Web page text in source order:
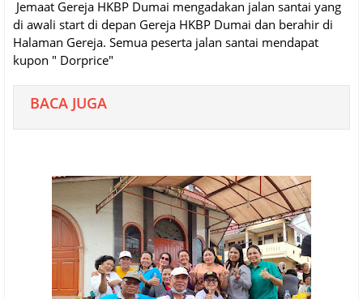
Jemaat Gereja HKBP Dumai mengadakan jalan santai yang
di awali start di depan Gereja HKBP Dumai dan berahir di
Halaman Gereja. Semua peserta jalan santai mendapat
kupon " Dorprice"
BACA JUGA